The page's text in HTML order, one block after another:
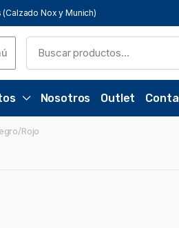
(Calzado Nox y Munich)
Nosotros Outlet
Rojo